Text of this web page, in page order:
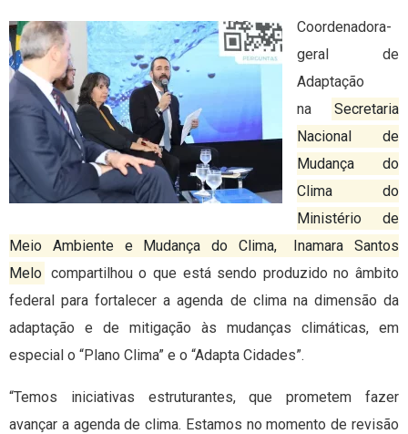
Coordenadora-
geral de
Adaptação
na
Secretaria
Nacional de
Mudança do
Clima do
Ministério de
Meio Ambiente e Mudança do Clima,
Inamara Santos
Melo compartilhou o que está sendo produzido no âmbito
federal para fortalecer a agenda de clima na dimensão da
adaptação e de mitigação às mudanças climáticas, em
especial o “Plano Clima” e o “Adapta Cidades”.
“Temos iniciativas estruturantes, que prometem fazer
avançar a agenda de clima. Estamos no momento de revisão